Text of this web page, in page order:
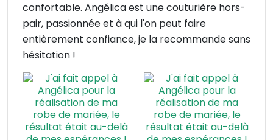
confortable. Angélica est une couturière hors-
pair, passionnée et à qui l'on peut faire
entièrement confiance, je la recommande sans
hésitation !